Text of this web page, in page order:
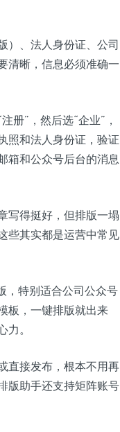
）、法人身份证、公司
清晰，信息必须准确一
册”，然后选“企业”，
照和法人身份证，验证
箱和公众号后台的消息
写得挺好，但排版一塌
些其实都是运营中常见
特别适合公司公众号
板，一键排版就出来
。
直接发布，根本不用再
版助手还支持矩阵账号